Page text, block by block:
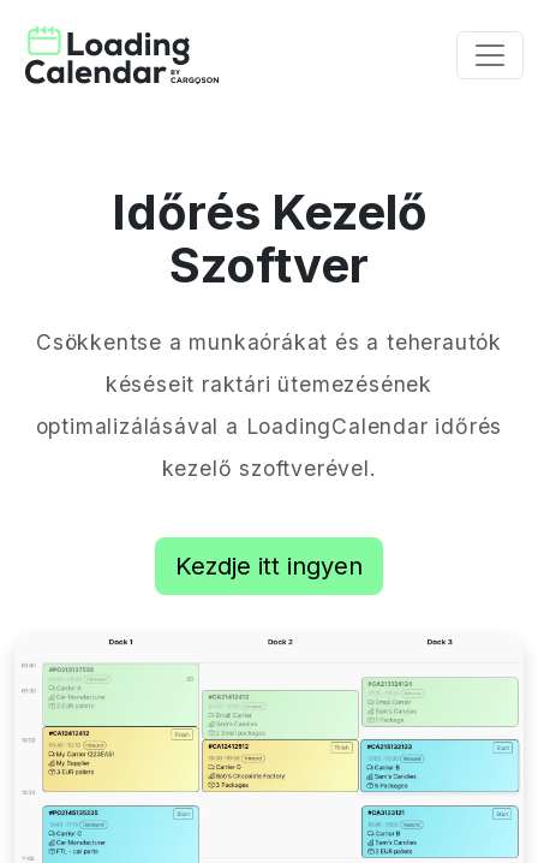
Időrés Kezelő
Szoftver
Csökkentse a munkaórákat és a teherautók
késéseit raktári ütemezésének
optimalizálásával a LoadingCalendar időrés
kezelő szoftverével.
Kezdje itt ingyen